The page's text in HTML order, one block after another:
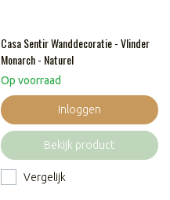
Casa Sentir Wanddecoratie - Vlinder
Monarch - Naturel
Op voorraad
Inloggen
Bekijk product
Vergelijk